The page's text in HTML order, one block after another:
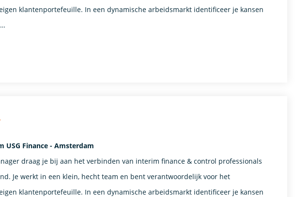
klantenportefeuille. In een dynamische arbeidsmarkt identificeer je kansen
USG Finance - Amsterdam
draag je bij aan het verbinden van interim finance & control professionals
Je werkt in een klein, hecht team en bent verantwoordelijk voor het
klantenportefeuille. In een dynamische arbeidsmarkt identificeer je kansen